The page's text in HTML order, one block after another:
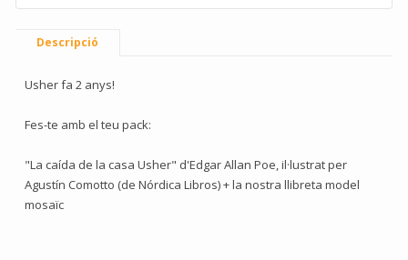
Descripció
Usher fa 2 anys!
Fes-te amb el teu pack:
"La caída de la casa Usher" d'Edgar Allan Poe, il·lustrat per
Agustín Comotto (de Nórdica Libros) + la nostra llibreta model
mosaïc